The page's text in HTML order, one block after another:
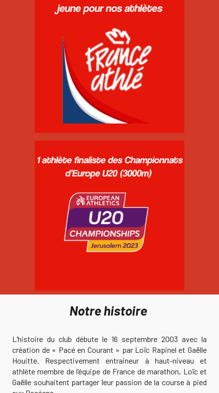
Notre histoire
L’histoire du club débute le 16 septembre 2003 avec la
création de « Pacé en Courant » par Loïc Rapinel et Gaëlle
Houitte. Respectivement entraineur à haut-niveau et
athlète membre de l’équipe de France de marathon, Loïc et
Gaëlle souhaitent partager leur passion de la course à pied